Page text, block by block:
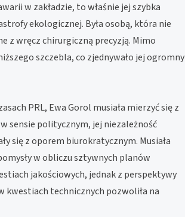
w zakładzie, to właśnie jej szybka
ekologicznej. Była osobą, która nie
z wręcz chirurgiczną precyzją. Mimo
szczebla, co zjednywało jej ogromny
PRL, Ewa Gorol musiała mierzyć się z
sensie politycznym, jej niezależność
się z oporem biurokratycznym. Musiała
w obliczu sztywnych planów
jakościowych, jednak z perspektywy
kwestiach technicznych pozwoliła na